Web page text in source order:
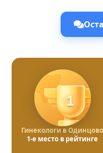
1
Гинекологи в Одинцово
1-е место в рейтинге